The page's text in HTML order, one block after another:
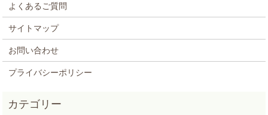
よくあるご質問
サイトマップ
お問い合わせ
プライバシーポリシー